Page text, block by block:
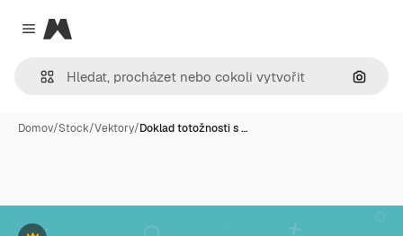
Close menu
Magnific
Hledat
Domov/Stock/Vektory/Doklad totožnosti s …